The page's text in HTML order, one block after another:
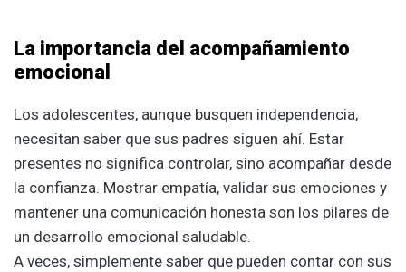
La importancia del acompañamiento
emocional
Los adolescentes, aunque busquen independencia,
necesitan saber que sus padres siguen ahí. Estar
presentes no significa controlar, sino acompañar desde
la confianza. Mostrar empatía, validar sus emociones y
mantener una comunicación honesta son los pilares de
un desarrollo emocional saludable.
A veces, simplemente saber que pueden contar con sus